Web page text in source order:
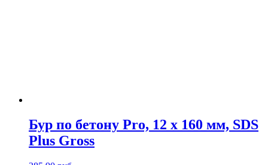
Бур по бетону Pro, 12 х 160 мм, SDS
Plus Gross